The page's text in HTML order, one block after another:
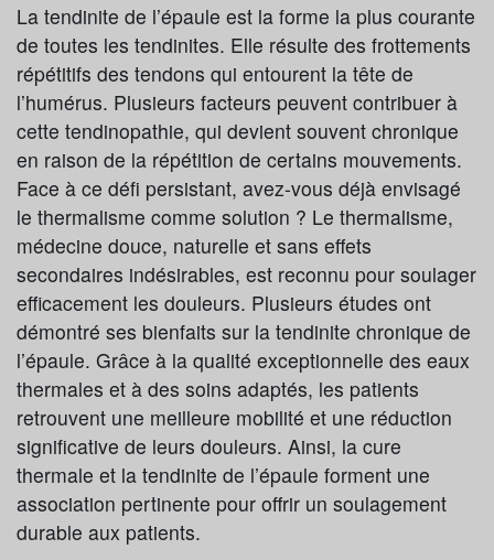
Article publié parLaura Dupuyle 26/08/2024
Tendinites
Demander une documentation
La tendinite de l’épaule est la forme la plus courante
de toutes les tendinites. Elle résulte des frottements
répétitifs des tendons qui entourent la tête de
l’humérus. Plusieurs facteurs peuvent contribuer à
cette tendinopathie, qui devient souvent chronique
en raison de la répétition de certains mouvements.
Face à ce défi persistant, avez-vous déjà envisagé
le thermalisme comme solution ? Le thermalisme,
médecine douce, naturelle et sans effets
secondaires indésirables, est reconnu pour soulager
efficacement les douleurs. Plusieurs études ont
démontré ses bienfaits sur la tendinite chronique de
l’épaule. Grâce à la qualité exceptionnelle des eaux
thermales et à des soins adaptés, les patients
retrouvent une meilleure mobilité et une réduction
significative de leurs douleurs. Ainsi, la cure
thermale et la tendinite de l’épaule forment une
association pertinente pour offrir un soulagement
durable aux patients.